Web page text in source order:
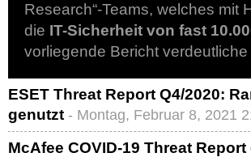
Research“-Teams, welches mit
die IT-Sicherheit von fast
vorliegende Bericht verdeutliche
ESET Threat Report Q4/2020:
genutzt - Montag, Februar 8, 2021
McAfee COVID-19 Threat